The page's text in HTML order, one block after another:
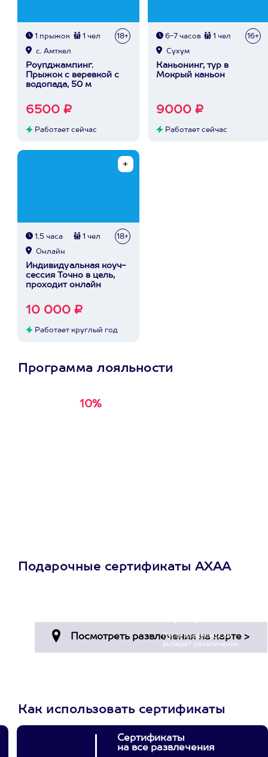
1 прыжок 1 чел 18+
с. Амткел
Роупджампинг.
Прыжок с веревкой с
водопада, 50 м
6500 ₽
Работает сейчас
6-7 часов 1 чел 16+
Сухум
Каньонинг, тур в
Мокрый каньон
9000 ₽
Работает сейчас
1,5 часа 1 чел 18+
Онлайн
Индивидуальная коуч-
сессия Точно в цель,
проходит онлайн
10 000 ₽
Работает круглый год
Программа лояльности
10%
Подарочные сертификаты АХАА
Пусть владелец сам
выберет развлечение.
Как использовать сертификаты
Сертификаты
на все развлечения